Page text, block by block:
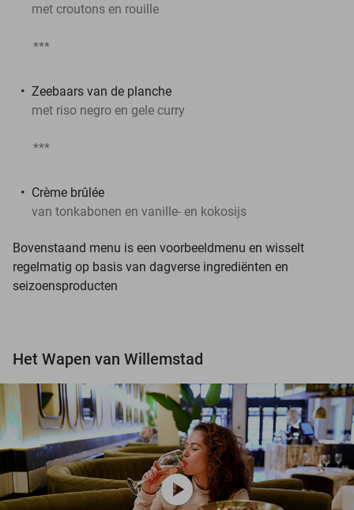
met croutons en rouille
***
Zeebaars van de planche
met riso negro en gele curry
***
Crème brûlée
van tonkabonen en vanille- en kokosijs
Bovenstaand menu is een voorbeeldmenu en wisselt
regelmatig op basis van dagverse ingrediënten en
seizoensproducten
Het Wapen van Willemstad
play_circle